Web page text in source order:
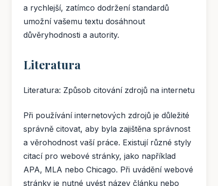
a rychlejší, zatímco dodržení standardů
umožní vašemu textu dosáhnout
důvěryhodnosti a autority.
Literatura
Literatura: Způsob citování zdrojů na internetu
Při používání internetových zdrojů je důležité
správně citovat, aby byla zajištěna správnost
a věrohodnost vaší práce. Existují různé styly
citací pro webové stránky, jako například
APA, MLA nebo Chicago. Při uvádění webové
stránky je nutné uvést název článku nebo